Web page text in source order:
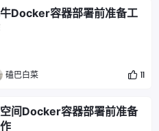
Docker容器部署前准备工
磕巴白菜 11
间Docker容器部署前准备